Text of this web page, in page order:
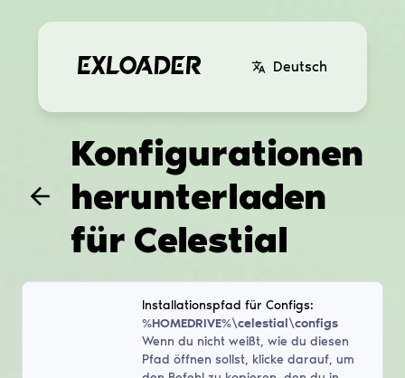
Deutsch
Konfigurationen
herunterladen
für Celestial
Installationspfad für Configs:
%HOMEDRIVE%\celestial\configs
Wenn du nicht weißt, wie du diesen
Pfad öffnen sollst, klicke darauf, um